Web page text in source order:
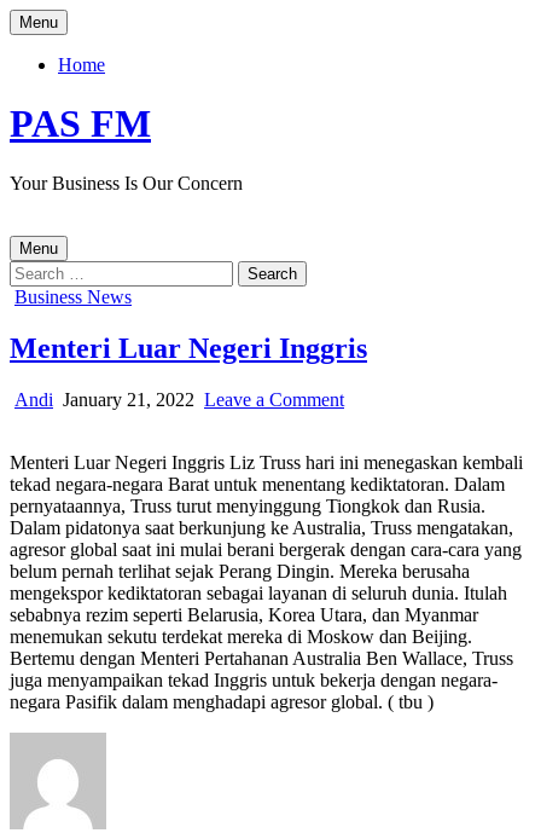
Skip
to
content
Menu
Home
PAS FM
Your Business Is Our Concern
Menu
Search
for:
Posted
Business News
Menteri Luar Negeri Inggris
Author:
Andi
Published
January 21, 2022 Leave a Commenton
Negeri
Inggris
Menteri Luar Negeri Inggris Liz Truss hari ini menegaskan kembali
tekad negara-negara Barat untuk menentang kediktatoran. Dalam
pernyataannya, Truss turut menyinggung Tiongkok dan Rusia.
Dalam pidatonya saat berkunjung ke Australia, Truss mengatakan,
agresor global saat ini mulai berani bergerak dengan cara-cara yang
belum pernah terlihat sejak Perang Dingin. Mereka berusaha
mengekspor kediktatoran sebagai layanan di seluruh dunia. Itulah
sebabnya rezim seperti Belarusia, Korea Utara, dan Myanmar
menemukan sekutu terdekat mereka di Moskow dan Beijing.
Bertemu dengan Menteri Pertahanan Australia Ben Wallace, Truss
juga menyampaikan tekad Inggris untuk bekerja dengan negara-
negara Pasifik dalam menghadapi agresor global. ( tbu )